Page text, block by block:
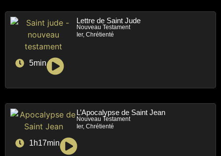
Lettre de Saint Jude
Nouveau Testament
Ier, Chrétienté
5min
L’Apocalypse de Saint Jean
Nouveau Testament
Ier, Chrétienté
1h17min